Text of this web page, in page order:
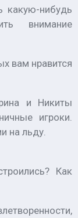
какую-нибудь
внимание
вам нравится
и Никиты
игроки.
на льду.
Как